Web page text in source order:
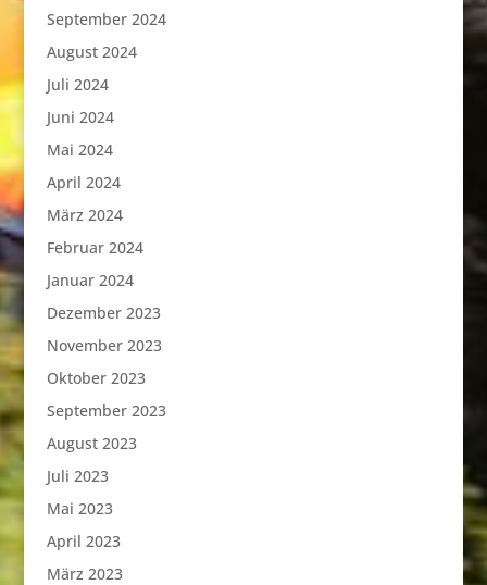
September 2024
August 2024
Juli 2024
Juni 2024
Mai 2024
April 2024
März 2024
Februar 2024
Januar 2024
Dezember 2023
November 2023
Oktober 2023
September 2023
August 2023
Juli 2023
Mai 2023
April 2023
März 2023